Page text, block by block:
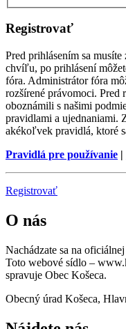
Registrovať
Pred prihlásením sa
chvíľu, po prihlásení
fóra. Administrátor fóra
rozšírené právomoci. Pred
oboznámili s našimi
pravidlami a ujednaniami.
akékoľvek pravidlá, ktoré
Pravidlá pre používanie |
Registrovať
O nás
Nachádzate sa na
Toto webové sídlo –
spravuje Obec Košeca.
Obecný úrad Košeca,